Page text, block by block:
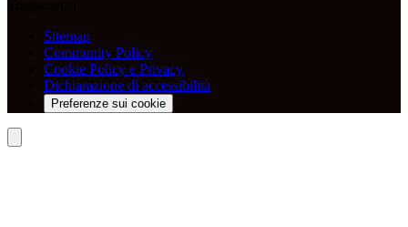
Sitemap
Community Policy
Cookie Policy e Privacy
Dichiarazione di accessibilità
Preferenze sui cookie